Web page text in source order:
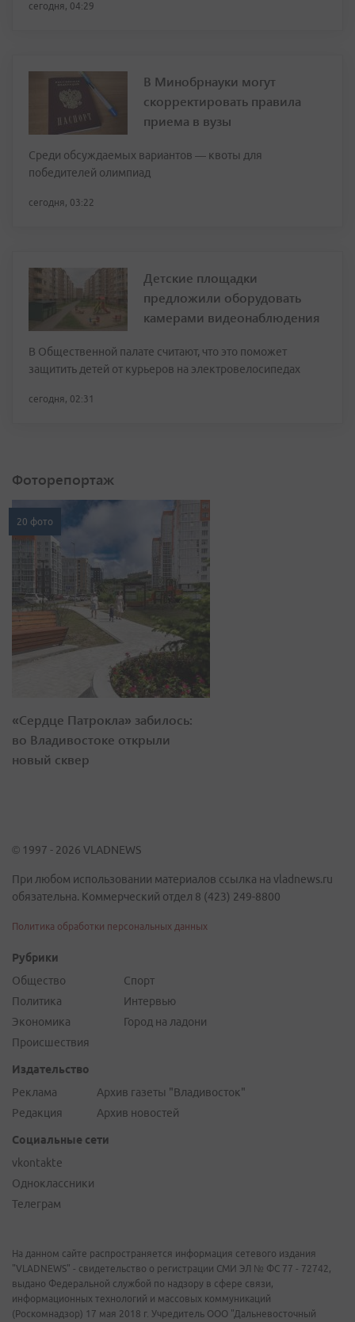
сегодня, 04:29
В Минобрнауки могут
скорректировать правила
приема в вузы
Среди обсуждаемых вариантов — квоты для
победителей олимпиад
сегодня, 03:22
Детские площадки
предложили оборудовать
камерами видеонаблюдения
В Общественной палате считают, что это поможет
защитить детей от курьеров на электровелосипедах
сегодня, 02:31
Фоторепортаж
20 фото
«Сердце Патрокла» забилось:
во Владивостоке открыли
новый сквер
© 1997 - 2026 VLADNEWS
При любом использовании материалов ссылка на vladnews.ru
обязательна. Коммерческий отдел 8 (423) 249-8800
Политика обработки персональных данных
Рубрики
Общество
Политика
Экономика
Происшествия
Спорт
Интервью
Город на ладони
Издательство
Реклама
Редакция
Архив газеты "Владивосток"
Архив новостей
Социальные сети
vkontakte
Одноклассники
Телеграм
На данном сайте распространяется информация сетевого издания
"VLADNEWS" - свидетельство о регистрации СМИ ЭЛ № ФС 77 - 72742,
выдано Федеральной службой по надзору в сфере связи,
информационных технологий и массовых коммуникаций
(Роскомнадзор) 17 мая 2018 г. Учредитель ООО "Дальневосточный